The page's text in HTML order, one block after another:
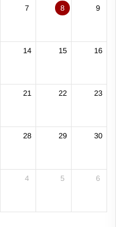
7 8 9
14 15 16
21 22 23
28 29 30
4 5 6